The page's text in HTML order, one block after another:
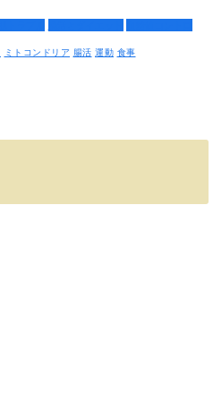
ミトコンドリア 腸活 運動 食事